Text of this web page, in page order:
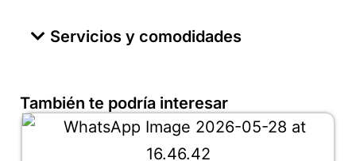
Servicios y comodidades
También te podría interesar